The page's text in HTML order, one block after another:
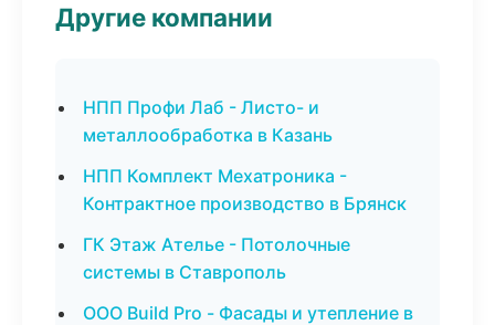
Другие компании
НПП Профи Лаб - Листо- и
металлообработка в Казань
НПП Комплект Мехатроника -
Контрактное производство в Брянск
ГК Этаж Ателье - Потолочные
системы в Ставрополь
ООО Build Pro - Фасады и утепление в